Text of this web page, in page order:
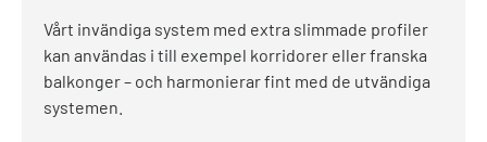
Vårt invändiga system med extra slimmade profiler
kan användas i till exempel korridorer eller franska
balkonger – och harmonierar fint med de utvändiga
systemen.